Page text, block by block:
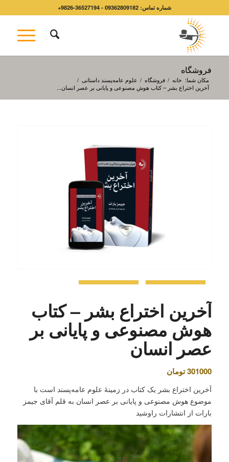
شماره تماس: 09362809182 - 36527194-9826+
فروشگاه
مکان شما: خانه / فروشگاه / علوم عامه‌پسند داستانی /
آخرین اختراع بشر – کتاب هوش مصنوعی و پایانی بر عصر انسان...
آخرین اختراع بشر – کتاب
هوش مصنوعی و پایانی بر
عصر انسان
301000تومان
آخرین اختراع بشر یک کتاب در زمینۀ علوم عامه‌پسند است با
موضوع هوش مصنوعی و پایانی بر عصر انسان به قلم آقای جیمز
بارات از انتشارات راوشید